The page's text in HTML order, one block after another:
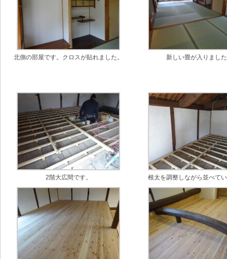
北側の部屋です。クロスが貼れました。 新しい畳が入りまし
2階大広間です。 根太を調整しながら並べて